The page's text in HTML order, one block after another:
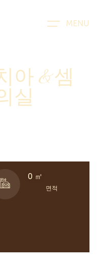
MENU
아 & 셈
실
면적
0 ㎡